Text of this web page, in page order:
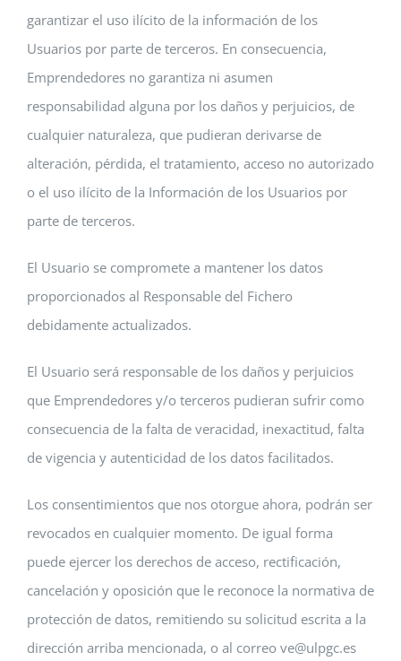
garantizar el uso ilícito de la información de los
Usuarios por parte de terceros. En consecuencia,
Emprendedores no garantiza ni asumen
responsabilidad alguna por los daños y perjuicios, de
cualquier naturaleza, que pudieran derivarse de
alteración, pérdida, el tratamiento, acceso no autorizado
o el uso ilícito de la Información de los Usuarios por
parte de terceros.
El Usuario se compromete a mantener los datos
proporcionados al Responsable del Fichero
debidamente actualizados.
El Usuario será responsable de los daños y perjuicios
que Emprendedores y/o terceros pudieran sufrir como
consecuencia de la falta de veracidad, inexactitud, falta
de vigencia y autenticidad de los datos facilitados.
Los consentimientos que nos otorgue ahora, podrán ser
revocados en cualquier momento. De igual forma
puede ejercer los derechos de acceso, rectificación,
cancelación y oposición que le reconoce la normativa de
protección de datos, remitiendo su solicitud escrita a la
dirección arriba mencionada, o al correo ve@ulpgc.es